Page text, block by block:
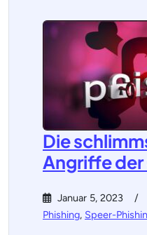
Die
Angriffe
Januar 5, 2023
Phishing, Speer-